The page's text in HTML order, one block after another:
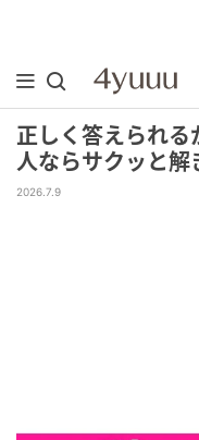
正しく答えられる
人ならサクッと解
2026.7.9